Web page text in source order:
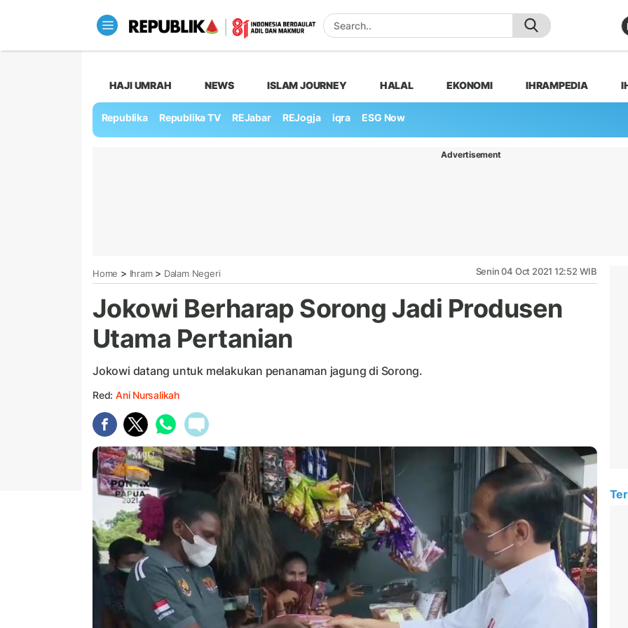
HAJI UMRAH NEWS ISLAM JOURNEY HALAL EKONOMI IHRAMPEDIA
Republika Republika TV REJabar REJogja iqra ESG Now
Advertisement
Home > Ihram> Dalam Negeri Senin 04 Oct 2021 12:52 WIB
Jokowi Berharap Sorong Jadi Produsen
Utama Pertanian
Jokowi datang untuk melakukan penanaman jagung di Sorong.
Red: Ani Nursalikah